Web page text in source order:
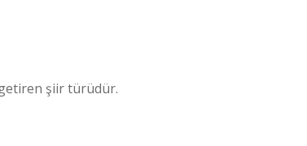
getiren şiir türüdür.